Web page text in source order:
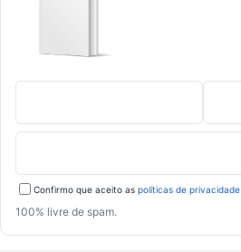
Confirmo que aceito as políticas de privacidade
100% livre de spam.